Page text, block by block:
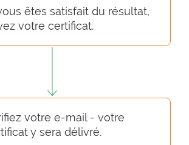
êtes satisfait du résultat,
votre certificat.
votre e-mail - votre
y sera délivré.